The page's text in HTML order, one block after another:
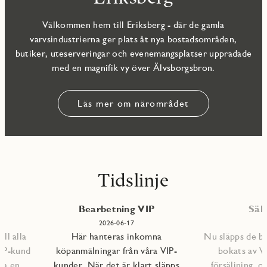
Välkommen hem till Eriksberg - där de gamla
varvsindustrierna ger plats åt nya bostadsområden,
butiker, uteserveringar och evenemangsplatser uppradade
med en magnifik vy över Älvsborgsbron.
Läs mer om närområdet
Tidslinje
alla
kund
en
Bearbetning VIP
2026-06-17
Här hanteras inkomna
köpanmälningar från våra VIP-
kunder. När det är klart släpps
Nu släpps de
bokats av
försäljning,